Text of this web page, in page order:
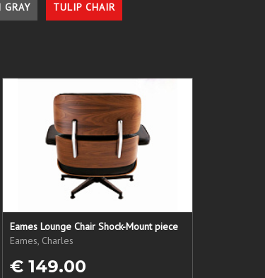
GRAY TULIP CHAIR
Eames Lounge Chair Shock-Mount piece
Eames, Charles
€ 149.00